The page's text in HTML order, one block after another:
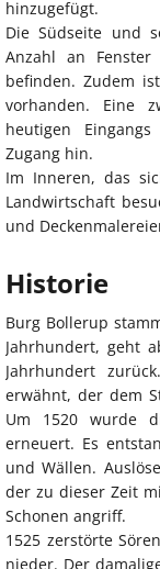
hinzugefügt.
Die Südseite und
Anzahl an
befinden. Zudem
vorhanden. Eine
heutigen
Zugang hin.
Im Inneren, das
Landwirtschaft
und
Historie
Burg Bollerup
Jahrhundert, geht
Jahrhundert
erwähnt, der dem
Um 1520 wurde
erneuert. Es
und Wällen.
der zu dieser Zeit
Schonen angriff.
1525 zerstörte
nieder. Der